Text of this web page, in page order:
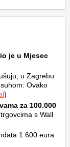
je u Mjesec
u Zagrebu
Ovako
)
za 100.000
s Wall
1.600 eura